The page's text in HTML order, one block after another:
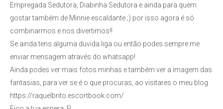
Empregada Sedutora, Diabinha Sedutora e ainda para quem
gostar também de Minnie escaldante ;) por isso agora é só
combinarmos e nos divertimos!!
Se ainda tens alguma duvida liga ou então podes sempre me
enviar mensagem através do whatsapp!
Ainda podes ver mais fotos minhas e também ver a imagem das
fantasias, para ver se é o que procuras, ao visitares o meu blog
https://raquelbrito.escortbook.com/